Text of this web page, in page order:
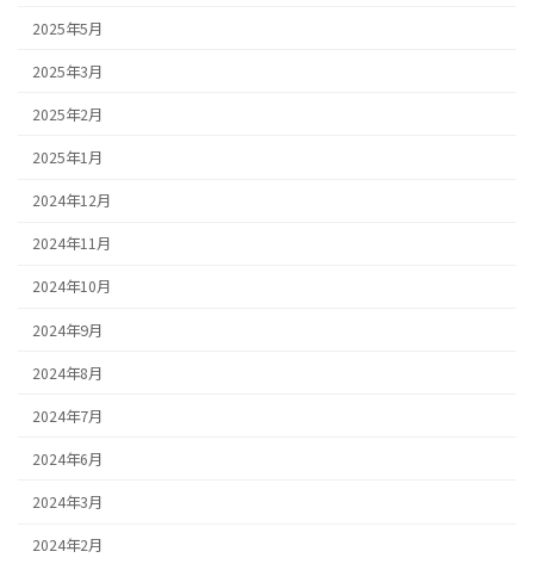
2025年5月
2025年3月
2025年2月
2025年1月
2024年12月
2024年11月
2024年10月
2024年9月
2024年8月
2024年7月
2024年6月
2024年3月
2024年2月